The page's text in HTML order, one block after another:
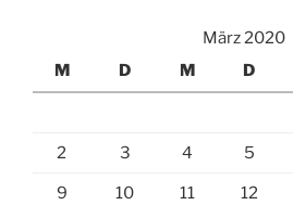
März 2020
M
D M D
2 3 4 5
9 10 11 12